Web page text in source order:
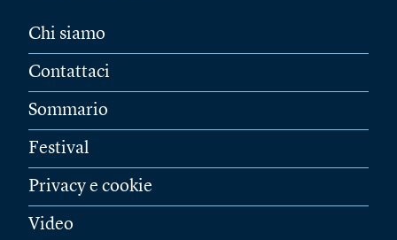
Chi siamo
Contattaci
Sommario
Festival
Privacy e cookie
Video